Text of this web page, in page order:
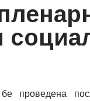
проведена